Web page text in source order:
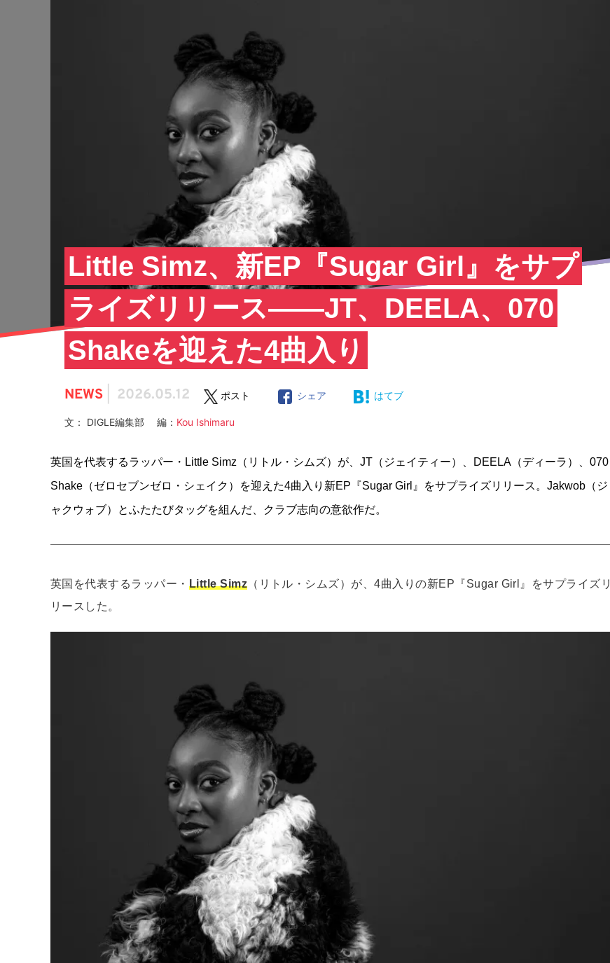
Little Simz、新EP『Sugar Girl』をサプ
ライズリリース——JT、DEELA、070
Shakeを迎えた4曲入り
NEWS 2026.05.12 ポスト シェア はてブ
文： DIGLE編集部 編： Kou Ishimaru
英国を代表するラッパー・Little Simz（リトル・シムズ）が、JT（ジェイティー）、DEELA（ディーラ）、070
Shake（ゼロセブンゼロ・シェイク）を迎えた4曲入り新EP『Sugar Girl』をサプライズリリース。Jakwob（ジ
ャクウォブ）とふたたびタッグを組んだ、クラブ志向の意欲作だ。
英国を代表するラッパー・ Little Simz （リトル・シムズ）が、4曲入りの新EP『Sugar Girl』をサプライズリ
リースした。